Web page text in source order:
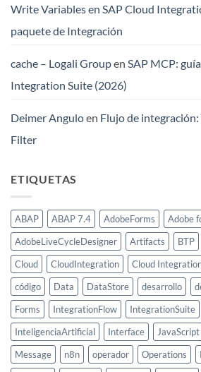
Write Variables en SAP Cloud
paquete de Integración
cache – Logali Groupen SAP MCP:
Integration Suite (2026)
Deimer Anguloen Flujo de
Filter
ETIQUETAS
ABAP ABAP 7.4 AdobeForms
Adobe
AdobeLiveCycleDesigner
Artifacts BTP
Cloud
CloudIntegration Cloud
código
Data DataStore desarrollo
Forms
IntegrationFlow IntegrationSuite
InteligenciaArtificial
Interface JavaScript
Message
n8n operador Operations